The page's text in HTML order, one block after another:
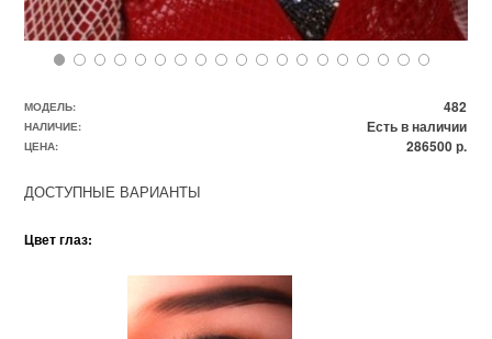
МОДЕЛЬ: 482
НАЛИЧИЕ: Есть в наличии
ЦЕНА: 286500 р.
ДОСТУПНЫЕ ВАРИАНТЫ
Цвет глаз: